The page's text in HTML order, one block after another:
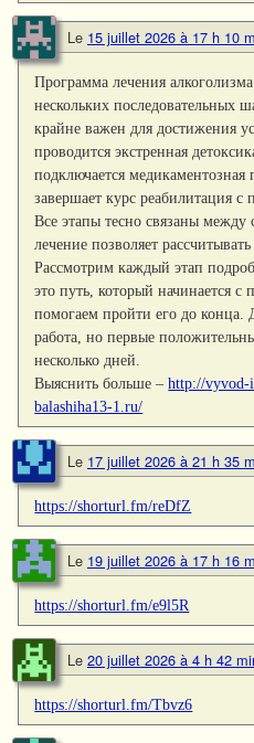
Le 15 juillet 2026 à 17 h 10
Программа лечения
нескольких последовательных
крайне важен для достижения
проводится экстренная
подключается
завершает курс реабилитация с
Все этапы тесно связаны между
лечение позволяет
Рассмотрим каждый этап
это путь, который начинается
помогаем пройти его до конца.
работа, но первые
несколько дней.
Выяснить больше –http://vyvod-
balashiha13-1.ru/
Le 17 juillet 2026 à 21 h 35
https://shorturl.fm/reDfZ
Le 19 juillet 2026 à 17 h 16
https://shorturl.fm/e9l5R
Le 20 juillet 2026 à 4 h 42
https://shorturl.fm/Tbvz6